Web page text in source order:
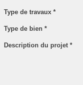
Type de travaux*
Type de bien*
Description du projet*